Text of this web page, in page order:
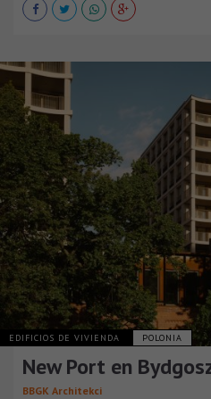
EDIFICIOS DE VIVIENDA POLONIA
New Port en
BBGK Architekci